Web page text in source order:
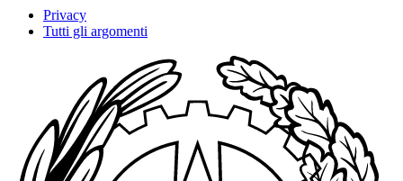
Privacy
Tutti gli argomenti